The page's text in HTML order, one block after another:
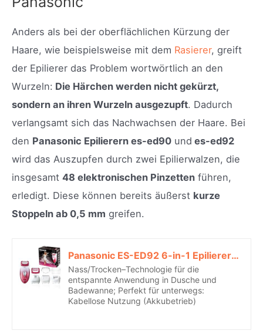
Anders als bei der oberflächlichen Kürzung der
Haare, wie beispielsweise mit dem Rasierer, greift
der Epilierer das Problem wortwörtlich an den
Wurzeln: Die Härchen werden nicht gekürzt,
sondern an ihren Wurzeln ausgezupft. Dadurch
verlangsamt sich das Nachwachsen der Haare. Bei
den Panasonic Epilierern es-ed90 und es-ed92
wird das Auszupfen durch zwei Epilierwalzen, die
insgesamt 48 elektronischen Pinzetten führen,
erledigt. Diese können bereits äußerst kurze
Stoppeln ab 0,5 mm greifen.
Panasonic ES-ED92 6-in-1 Epilierer (Wet & Dry, 6 Aufsätze zur Haarentfernung)*
Nass/Trocken–Technologie für die
entspannte Anwendung in Dusche und
Badewanne; Perfekt für unterwegs:
Kabellose Nutzung (Akkubetrieb)